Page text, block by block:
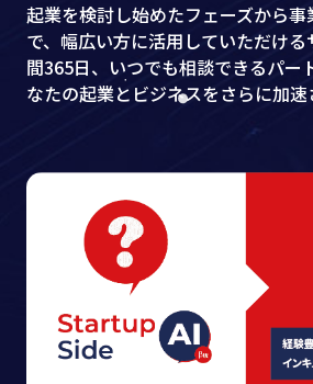
起業を検討し始めたフェーズから事
で、幅広い方に活用していただけ
間365日、いつでも相談できるパー
なたの起業とビジネスをさらに加速